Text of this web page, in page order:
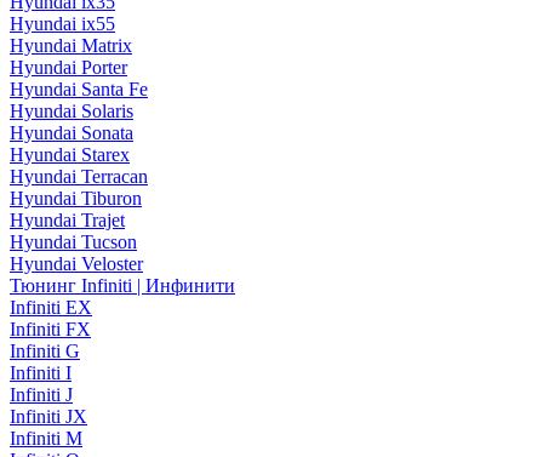
Hyundai ix55
Hyundai Matrix
Hyundai Porter
Hyundai Santa Fe
Hyundai Solaris
Hyundai Sonata
Hyundai Starex
Hyundai Terracan
Hyundai Tiburon
Hyundai Trajet
Hyundai Tucson
Hyundai Veloster
Тюнинг Infiniti | Инфинити
Infiniti EX
Infiniti FX
Infiniti G
Infiniti I
Infiniti J
Infiniti JX
Infiniti M